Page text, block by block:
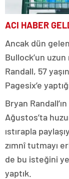
ACI HABER
Ancak dün
Bullock’un
Randall, 57
Pagesix’e
Bryan
Ağustos’ta
ıstırapla
zımnî tutmayı
de bu isteğini
yaptık.